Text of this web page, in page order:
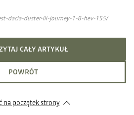
dacia-duster-iii-journey-1-8-hev-155/
CAŁY ARTYKUŁ
POWRÓT
na początek strony